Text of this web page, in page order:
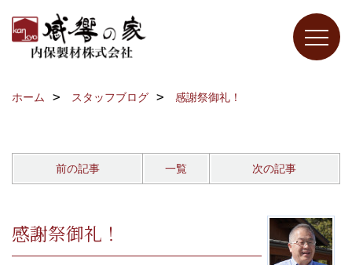
ホーム スタッフブログ 感謝祭御礼！
前の記事 一覧 次の記事
感謝祭御礼！